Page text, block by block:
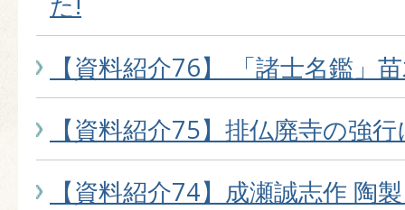
【資料紹介76】 「諸士名鑑」
【資料紹介75】排仏廃寺の強
【資料紹介74】成瀬誠志作 陶